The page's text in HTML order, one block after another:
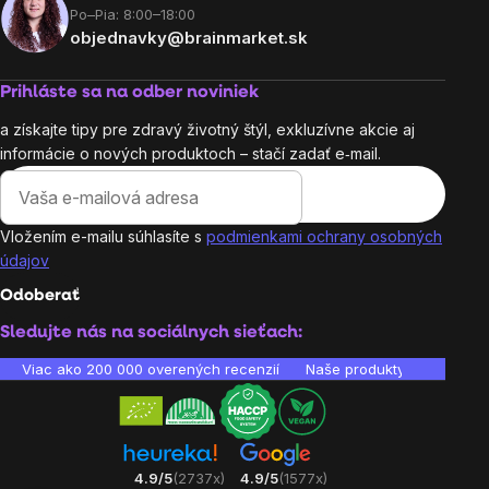
Po–Pia: 8:00–18:00
objednavky@brainmarket.sk
Prihláste sa na odber noviniek
a získajte tipy pre zdravý životný štýl, exkluzívne akcie aj
informácie o nových produktoch – stačí zadať e‑mail.
Vložením e-mailu súhlasíte s podmienkami ochrany osobných
údajov
Odoberať
Sledujte nás na sociálnych sieťach:
Viac ako 200 000 overených recenzií Naše produkty sú
4.9/5(2737x) 4.9/5(1577x)